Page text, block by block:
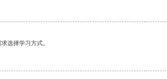
选择学习方式。